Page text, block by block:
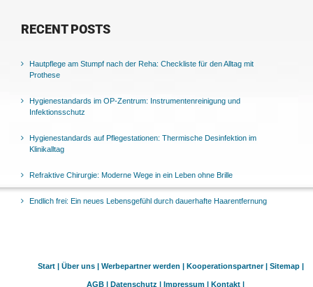
RECENT POSTS
Hautpflege am Stumpf nach der Reha: Checkliste für den Alltag mit
Prothese
Hygienestandards im OP-Zentrum: Instrumentenreinigung und
Infektionsschutz
Hygienestandards auf Pflegestationen: Thermische Desinfektion im
Klinikalltag
Refraktive Chirurgie: Moderne Wege in ein Leben ohne Brille
Endlich frei: Ein neues Lebensgefühl durch dauerhafte Haarentfernung
Start | Über uns | Werbepartner werden | Kooperationspartner | Sitemap |
AGB | Datenschutz | Impressum | Kontakt |